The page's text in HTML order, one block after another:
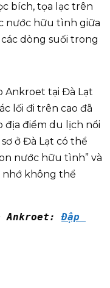
bích, tọa lạc trên
nước hữu tình giữa
dòng suối trong
Ankroet tại Đà Lạt
lối đi trên cao đã
địa điểm du lịch nổi
ở Đà Lạt có thể
nước hữu tình” và
nhớ không thể
Ankroet: Đập